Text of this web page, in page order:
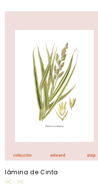
lámina de Cinta
4€ - 11€